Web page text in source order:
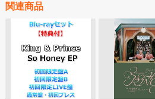
関連商品